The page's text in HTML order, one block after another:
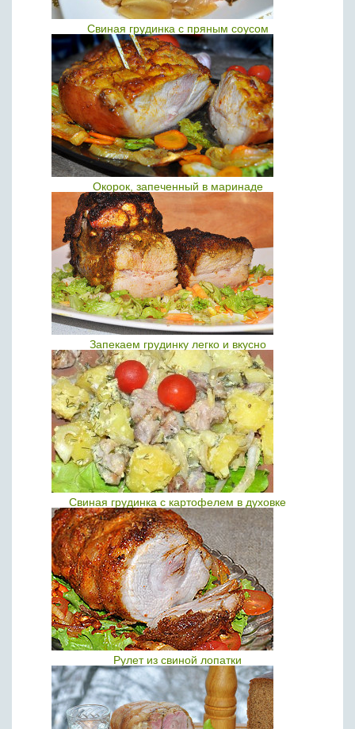
Свиная грудинка с пряным соусом
Окорок, запеченный в маринаде
Запекаем грудинку легко и вкусно
Свиная грудинка с картофелем в духовке
Рулет из свиной лопатки